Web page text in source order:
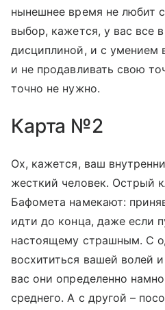
нынешнее время не любит
выбор, кажется, у вас все
дисциплиной, и с умением
и не продавливать свою
точно не нужно.
Карта №2
Ох, кажется, ваш
жесткий человек. Острый
Бафомета намекают:
идти до конца, даже если
настоящему страшным. С
восхититься вашей волей
вас они определенно
среднего. А с другой –